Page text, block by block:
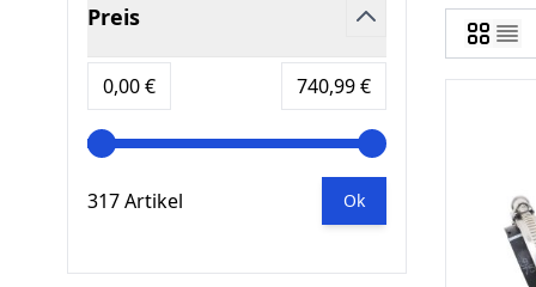
Preis
Minimum value
0,00 € Höchstwert
740,99 €
317 Artikel Ok